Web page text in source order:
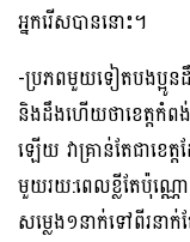
អ្នករើសបាននោះ។
-ប្រភពមួយទៀតបងប្អូន
និងដឹងហើយថាខេត្តកំព
ឡើយ វាគ្រាន់តែជាខេ
មួយរយ:ពេលខ្លីតែប៉ុណ្
សម្លេង១នាក់ទៅពីរនា